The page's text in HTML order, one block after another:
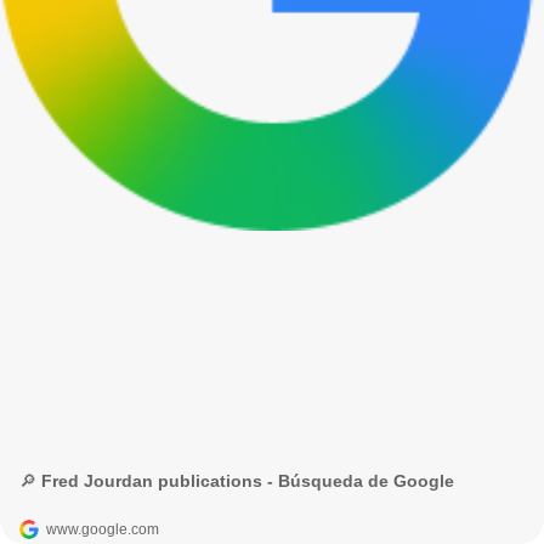
🔎 Fred Jourdan publications - Búsqueda de Google
www.google.com